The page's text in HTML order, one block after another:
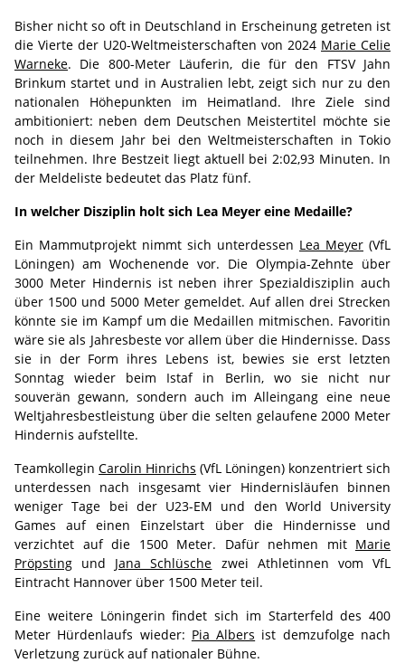
Bisher nicht so oft in Deutschland in Erscheinung getreten ist
die Vierte der U20-Weltmeisterschaften von 2024 Marie Celie
Warneke. Die 800-Meter Läuferin, die für den FTSV Jahn
Brinkum startet und in Australien lebt, zeigt sich nur zu den
nationalen Höhepunkten im Heimatland. Ihre Ziele sind
ambitioniert: neben dem Deutschen Meistertitel möchte sie
noch in diesem Jahr bei den Weltmeisterschaften in Tokio
teilnehmen. Ihre Bestzeit liegt aktuell bei 2:02,93 Minuten. In
der Meldeliste bedeutet das Platz fünf.
In welcher Disziplin holt sich Lea Meyer eine Medaille?
Ein Mammutprojekt nimmt sich unterdessen Lea Meyer (VfL
Löningen) am Wochenende vor. Die Olympia-Zehnte über
3000 Meter Hindernis ist neben ihrer Spezialdisziplin auch
über 1500 und 5000 Meter gemeldet. Auf allen drei Strecken
könnte sie im Kampf um die Medaillen mitmischen. Favoritin
wäre sie als Jahresbeste vor allem über die Hindernisse. Dass
sie in der Form ihres Lebens ist, bewies sie erst letzten
Sonntag wieder beim Istaf in Berlin, wo sie nicht nur
souverän gewann, sondern auch im Alleingang eine neue
Weltjahresbestleistung über die selten gelaufene 2000 Meter
Hindernis aufstellte.
Teamkollegin Carolin Hinrichs (VfL Löningen) konzentriert sich
unterdessen nach insgesamt vier Hindernisläufen binnen
weniger Tage bei der U23-EM und den World University
Games auf einen Einzelstart über die Hindernisse und
verzichtet auf die 1500 Meter. Dafür nehmen mit Marie
Pröpsting und Jana Schlüsche zwei Athletinnen vom VfL
Eintracht Hannover über 1500 Meter teil.
Eine weitere Löningerin findet sich im Starterfeld des 400
Meter Hürdenlaufs wieder: Pia Albers ist demzufolge nach
Verletzung zurück auf nationaler Bühne.